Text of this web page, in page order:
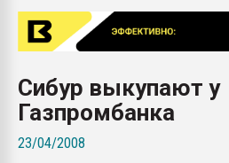
Сибур выкупают у
Газпромбанка
23/04/2008